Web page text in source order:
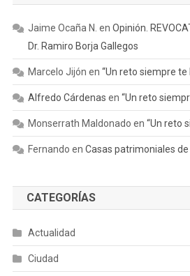
Jaime Ocaña N. en Opinión.
Dr. Ramiro Borja Gallegos
Marcelo Jijón en “Un reto siempre te
Alfredo Cárdenas en “Un reto
Monserrath Maldonado en “Un reto
Fernando en Casas patrimoniales
CATEGORÍAS
Actualidad
Ciudad